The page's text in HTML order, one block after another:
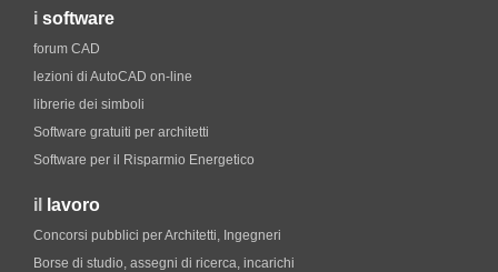
i software
forum CAD
lezioni di AutoCAD on-line
librerie dei simboli
Software gratuiti per architetti
Software per il Risparmio Energetico
il lavoro
Concorsi pubblici per Architetti, Ingegneri
Borse di studio, assegni di ricerca, incarichi